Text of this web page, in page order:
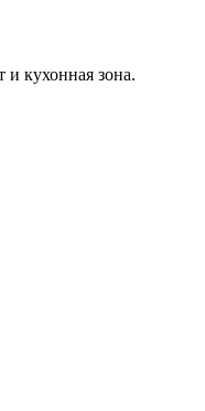
и кухонная зона.